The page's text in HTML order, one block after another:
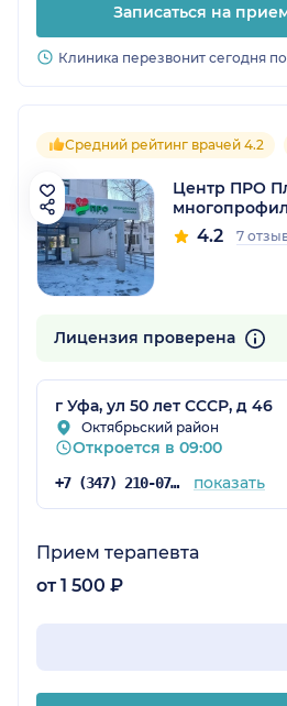
Записаться на
Клиника перезвонит сегодня
Средний рейтинг врачей 4.2
Центр ПРО
4.2 7
Лицензия проверена
г Уфа, ул 50 лет СССР, д 46
Октябрьский район
Откроется в 09:00
+7 (347) 210-07-93 показать
Прием терапевта
от 1 500 ₽